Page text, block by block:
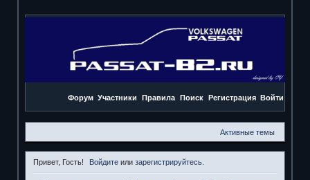
Форум Участники Правила Поиск Регистрация Войти
Активные темы
Привет, Гость! Войдите илизарегистрируйтесь